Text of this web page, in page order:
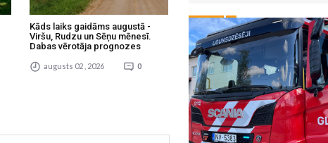
Kāds laiks gaidāms augustā -
Viršu, Rudzu un Sēņu mēnesī.
Dabas vērotāja prognozes
augusts 02 , 2026 0